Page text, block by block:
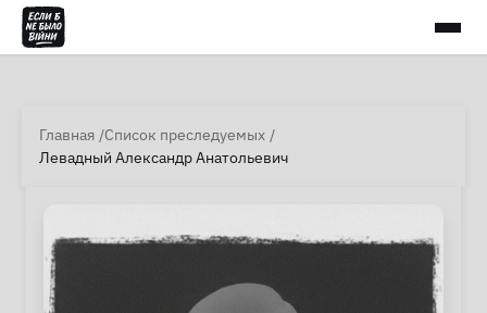
Главная Список преследуемых
Левадный Александр Анатольевич